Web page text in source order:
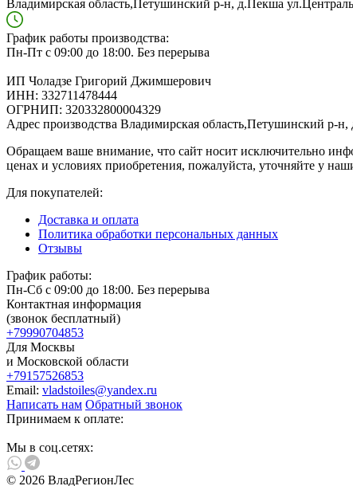
Владимирская область,Петушинский р-н, д.Пекша
График работы производства:
Пн-Пт с 09:00 до 18:00. Без перерыва
ИП Чоладзе Григорий Джимшерович
ИНН: 332711478444
ОГРНИП: 320332800004329
Адрес производства Владимирская область,Петушинский р-
Обращаем ваше внимание, что сайт носит исключительно
ценах и условиях приобретения, пожалуйста, уточняйте у
Для покупателей:
Доставка и оплата
Политика обработки персональных данных
Отзывы
График работы:
Пн-Сб с 09:00 до 18:00. Без перерыва
Контактная информация
(звонок бесплатный)
+79990704853
Для Москвы
и Московской области
+79157526853
Email: vladstoiles@yandex.ru
Написать нам Обратный звонок
Принимаем к оплате:
Мы в соц.сетях:
© 2026 ВладРегионЛес